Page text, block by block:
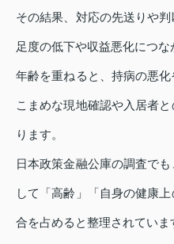
その結果、対応の先送りや
足度の低下や収益悪化につな
年齢を重ねると、持病の悪化
こまめな現地確認や入居者
ります。
日本政策金融公庫の調査で
して「高齢」「自身の健康
合を占めると整理されていま